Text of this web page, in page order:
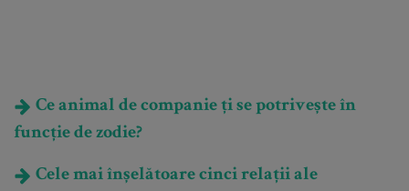
Ce animal de companie ți se potrivește în
funcție de zodie?
Cele mai înșelătoare cinci relații ale